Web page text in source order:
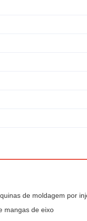
de moldagem por
mangas de eixo